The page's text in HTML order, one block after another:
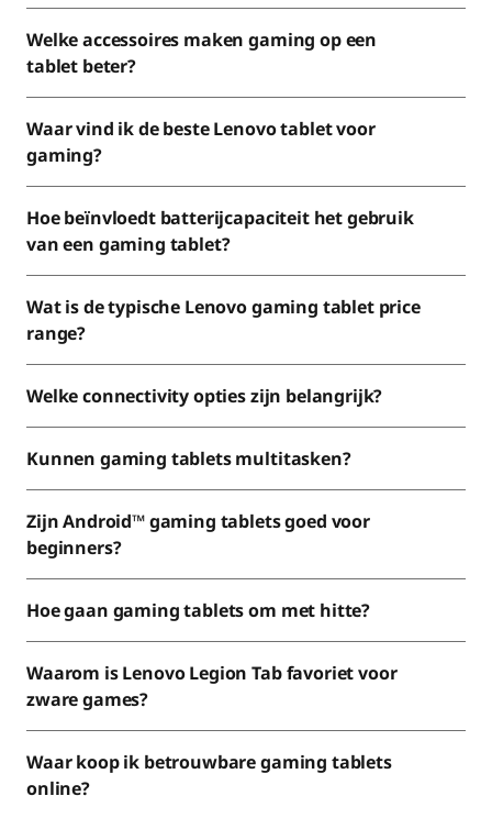
Welke accessoires maken gaming op een
tablet beter?
Waar vind ik de beste Lenovo tablet voor
gaming?
Hoe beïnvloedt batterijcapaciteit het gebruik
van een gaming tablet?
Wat is de typische Lenovo gaming tablet price
range?
Welke connectivity opties zijn belangrijk?
Kunnen gaming tablets multitasken?
Zijn Android™ gaming tablets goed voor
beginners?
Hoe gaan gaming tablets om met hitte?
Waarom is Lenovo Legion Tab favoriet voor
zware games?
Waar koop ik betrouwbare gaming tablets
online?